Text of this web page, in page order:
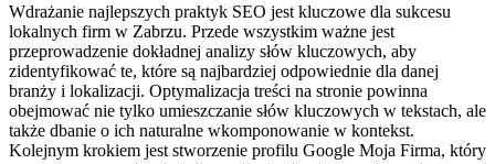
Wdrażanie najlepszych praktyk SEO jest kluczowe dla sukcesu
lokalnych firm w Zabrzu. Przede wszystkim ważne jest
przeprowadzenie dokładnej analizy słów kluczowych, aby
zidentyfikować te, które są najbardziej odpowiednie dla danej
branży i lokalizacji. Optymalizacja treści na stronie powinna
obejmować nie tylko umieszczanie słów kluczowych w tekstach, ale
także dbanie o ich naturalne wkomponowanie w kontekst.
Kolejnym krokiem jest stworzenie profilu Google Moja Firma, który